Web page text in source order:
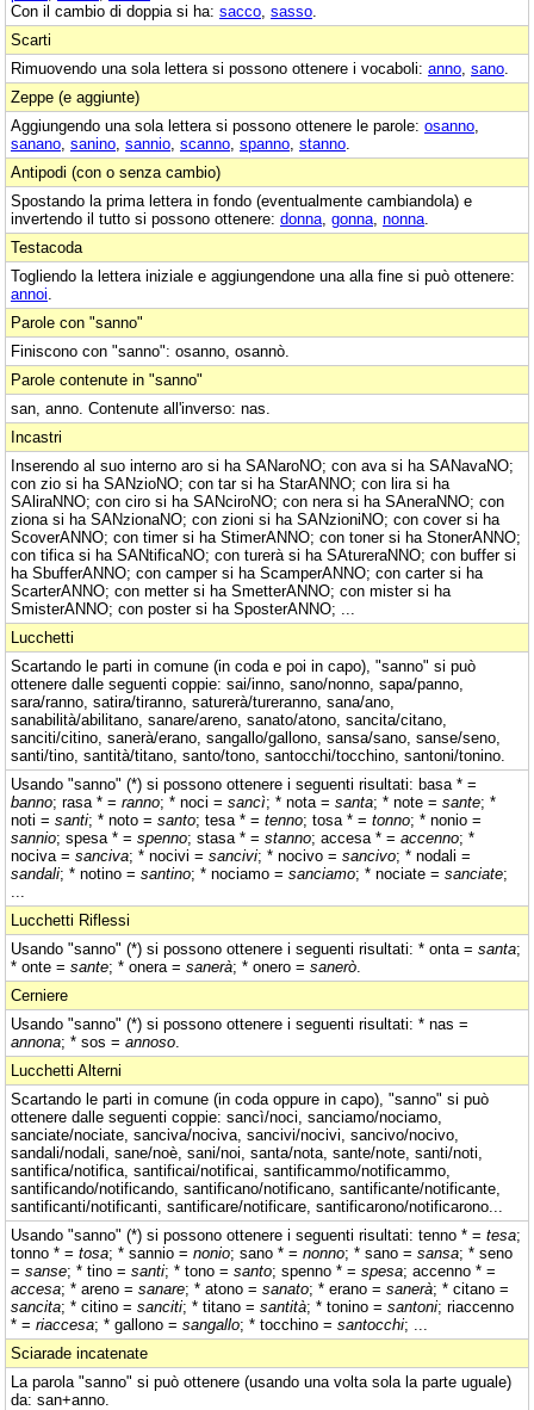
Con il cambio di doppia si ha: sacco sasso
Scarti
Rimuovendo una sola lettera si possono ottenere i vocaboli: anno sano
Zeppe (e aggiunte)
Aggiungendo una sola lettera si possono ottenere le parole: osanno
sanano sanino sannio scanno spanno stanno
Antipodi (con o senza cambio)
Spostando la prima lettera in fondo (eventualmente cambiandola) e
invertendo il tutto si possono ottenere: donna gonna nonna
Testacoda
Togliendo la lettera iniziale e aggiungendone una alla fine si può ottenere:
annoi
Parole con "sanno"
Finiscono con "sanno": osanno, osannò.
Parole contenute in "sanno"
san, anno. Contenute all'inverso: nas.
Incastri
Inserendo al suo interno aro si ha SANaroNO; con ava si ha SANavaNO;
con zio si ha SANzioNO; con tar si ha StarANNO; con lira si ha
SAliraNNO; con ciro si ha SANciroNO; con nera si ha SAneraNNO; con
ziona si ha SANzionaNO; con zioni si ha SANzioniNO; con cover si ha
ScoverANNO; con timer si ha StimerANNO; con toner si ha StonerANNO;
con tifica si ha SANtificaNO; con turerà si ha SAtureraNNO; con buffer si
ha SbufferANNO; con camper si ha ScamperANNO; con carter si ha
ScarterANNO; con metter si ha SmetterANNO; con mister si ha
SmisterANNO; con poster si ha SposterANNO; ...
Lucchetti
Scartando le parti in comune (in coda e poi in capo), "sanno" si può
ottenere dalle seguenti coppie: sai/inno, sano/nonno, sapa/panno,
sara/ranno, satira/tiranno, saturerà/tureranno, sana/ano,
sanabilità/abilitano, sanare/areno, sanato/atono, sancita/citano,
sanciti/citino, sanerà/erano, sangallo/gallono, sansa/sano, sanse/seno,
santi/tino, santità/titano, santo/tono, santocchi/tocchino, santoni/tonino.
Usando "sanno" (*) si possono ottenere i seguenti risultati: basa * =
banno; rasa * = ranno; * noci = sancì; * nota = santa; * note = sante; *
noti = santi; * noto = santo; tesa * = tenno; tosa * = tonno; * nonio =
sannio; spesa * = spenno; stasa * = stanno; accesa * = accenno; *
nociva = sanciva; * nocivi = sancivi; * nocivo = sancivo; * nodali =
sandali; * notino = santino; * nociamo = sanciamo; * nociate = sanciate;
Lucchetti Riflessi
Usando "sanno" (*) si possono ottenere i seguenti risultati: * onta = santa;
* onte = sante; * onera = sanerà; * onero = sanerò
Cerniere
Usando "sanno" (*) si possono ottenere i seguenti risultati: * nas =
annona; * sos = annoso
Lucchetti Alterni
Scartando le parti in comune (in coda oppure in capo), "sanno" si può
ottenere dalle seguenti coppie: sancì/noci, sanciamo/nociamo,
sanciate/nociate, sanciva/nociva, sancivi/nocivi, sancivo/nocivo,
sandali/nodali, sane/noè, sani/noi, santa/nota, sante/note, santi/noti,
santifica/notifica, santificai/notificai, santificammo/notificammo,
santificando/notificando, santificano/notificano, santificante/notificante,
santificanti/notificanti, santificare/notificare, santificarono/notificarono...
Usando "sanno" (*) si possono ottenere i seguenti risultati: tenno * = tesa;
tonno * = tosa; * sannio = nonio; sano * = nonno; * sano = sansa; * seno
= sanse; * tino = santi; * tono = santo; spenno * = spesa; accenno * =
accesa; * areno = sanare; * atono = sanato; * erano = sanerà; * citano =
sancita; * citino = sanciti; * titano = santità; * tonino = santoni; riaccenno
* = riaccesa; * gallono = sangallo; * tocchino = santocchi; ...
Sciarade incatenate
La parola "sanno" si può ottenere (usando una volta sola la parte uguale)
da: san+anno.